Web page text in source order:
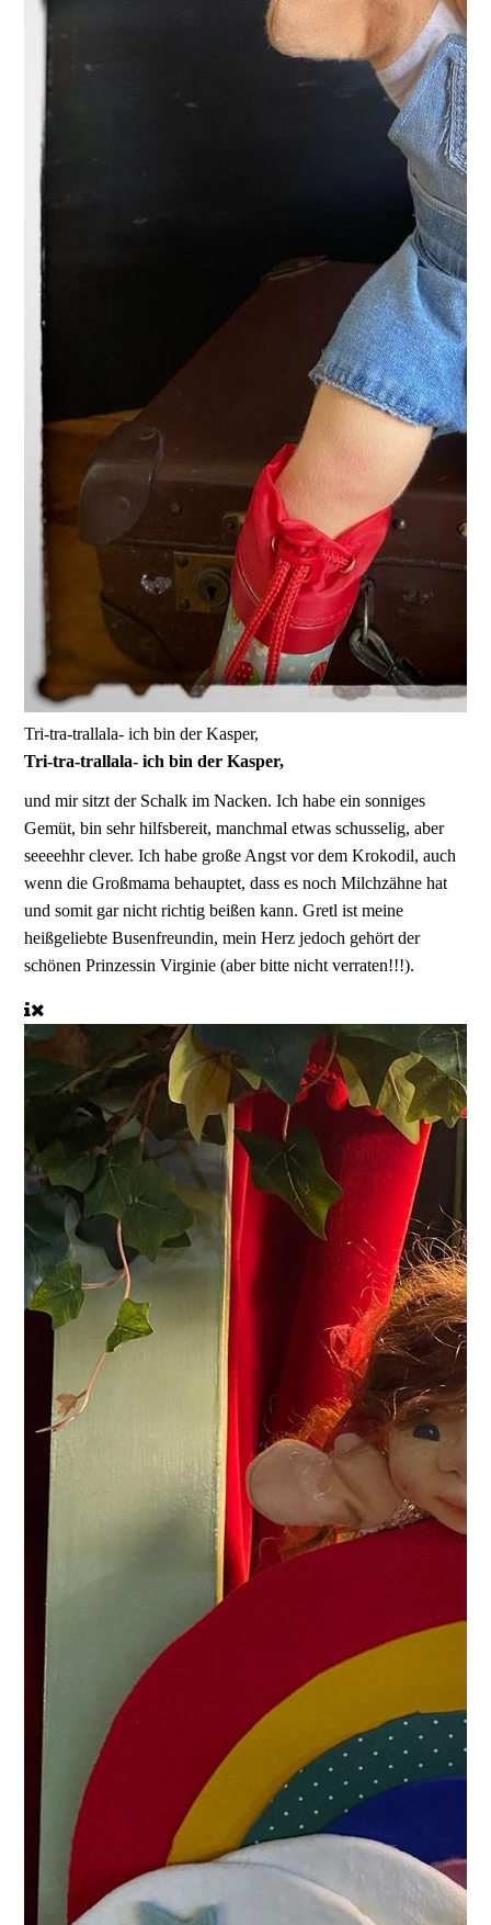
Tri-tra-trallala- ich bin der Kasper,
Tri-tra-trallala- ich bin der Kasper,
und mir sitzt der Schalk im Nacken. Ich habe ein sonniges
Gemüt, bin sehr hilfsbereit, manchmal etwas schusselig, aber
seeeehhr clever. Ich habe große Angst vor dem Krokodil, auch
wenn die Großmama behauptet, dass es noch Milchzähne hat
und somit gar nicht richtig beißen kann. Gretl ist meine
heißgeliebte Busenfreundin, mein Herz jedoch gehört der
schönen Prinzessin Virginie (aber bitte nicht verraten!!!).